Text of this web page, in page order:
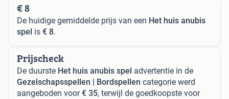
€ 8
De huidige gemiddelde prijs van een Het huis anubis
spel is € 8.
Prijscheck
De duurste Het huis anubis spel advertentie in de
Gezelschapsspellen | Bordspellen categorie werd
aangeboden voor€ 35, terwijl de goedkoopste voor